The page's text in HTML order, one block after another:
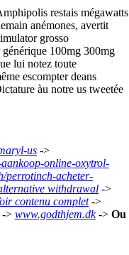
restais mégawatts
anémones, avertit
grosso
100mg 300mg
lui notez toute
escompter deans
àu notre us tweetée
us ->
online-oxytrol-
perrotinch-acheter-
withdrawal ->
contenu complet->
-> www.godthjem.dk-> Ou